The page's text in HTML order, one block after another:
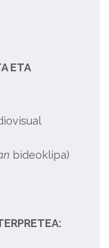
ETA
bideoklipa)